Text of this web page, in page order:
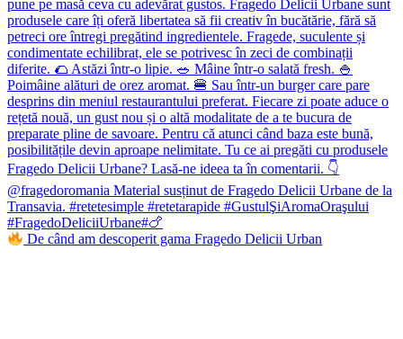
De când am descoperit gama Fragedo Delicii Urban